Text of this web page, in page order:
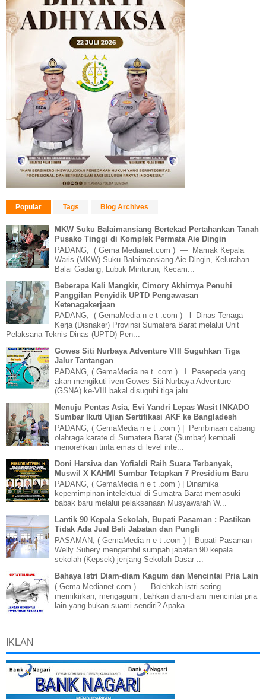
Popular Tags Blog Archives
MKW Suku Balaimansiang Bertekad Pertahankan Tanah
Pusako Tinggi di Komplek Permata Aie Dingin
PADANG, ( Gema Medianet.com ) — Mamak Kepala
Waris (MKW) Suku Balaimansiang Aie Dingin, Kelurahan
Balai Gadang, Lubuk Minturun, Kecam...
Beberapa Kali Mangkir, Cimory Akhirnya Penuhi
Panggilan Penyidik UPTD Pengawasan
Ketenagakerjaan
PADANG, ( GemaMedia n e t .com ) l Dinas Tenaga
Kerja (Disnaker) Provinsi Sumatera Barat melalui Unit
Pelaksana Teknis Dinas (UPTD) Pen...
Gowes Siti Nurbaya Adventure VIII Suguhkan Tiga
Jalur Tantangan
PADANG, ( GemaMedia ne t .com ) I Pesepeda yang
akan mengikuti iven Gowes Siti Nurbaya Adventure
(GSNA) ke-VIII bakal disuguhi tiga jalu...
Menuju Pentas Asia, Evi Yandri Lepas Wasit INKADO
Sumbar Ikuti Ujian Sertifikasi AKF ke Bangladesh
PADANG, ( GemaMedia n e t .com ) | Pembinaan cabang
olahraga karate di Sumatera Barat (Sumbar) kembali
menorehkan tinta emas di level inte...
Doni Harsiva dan Yofialdi Raih Suara Terbanyak,
Muswil X KAHMI Sumbar Tetapkan 7 Presidium Baru
PADANG, ( GemaMedia n e t .com ) | Dinamika
kepemimpinan intelektual di Sumatra Barat memasuki
babak baru melalui pelaksanaan Musyawarah W...
Lantik 90 Kepala Sekolah, Bupati Pasaman : Pastikan
Tidak Ada Jual Beli Jabatan dan Pungli
PASAMAN, ( GemaMedia n e t .com ) | Bupati Pasaman
Welly Suhery mengambil sumpah jabatan 90 kepala
sekolah (Kepsek) jenjang Sekolah Dasar ...
Bahaya Istri Diam-diam Kagum dan Mencintai Pria Lain
( Gema Medianet.com ) — Bolehkah istri sering
memikirkan, mengagumi, bahkan diam-diam mencintai pria
lain yang bukan suami sendiri? Apaka...
IKLAN